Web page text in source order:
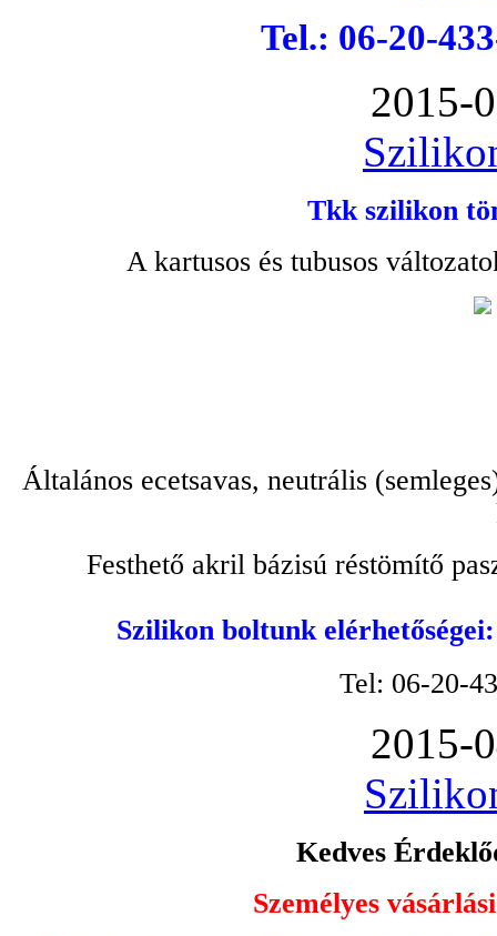
Tel.: 06-20-
2015-
Tkk szilikon
A kartusos és tubusos
Általános ecetsavas, neutrális
Festhető akril bázisú réstömítő
Szilikon boltunk
Tel: 06-20-
2015-
Kedves
Személyes